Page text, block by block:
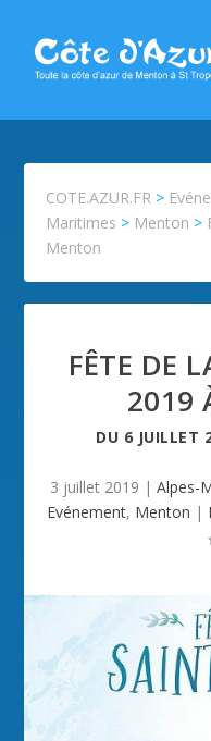
COTE.AZUR.FR >
Maritimes > Menton >
Menton
FÊTE DE
2019
DU 6 JUILLET
3 juillet 2019 | Alpes-
Evénement, Menton |